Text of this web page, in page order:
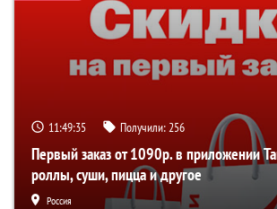
11:49:35 Получили:256
Первый заказ от 1090р. в приложении
роллы, суши, пицца и другое
Россия